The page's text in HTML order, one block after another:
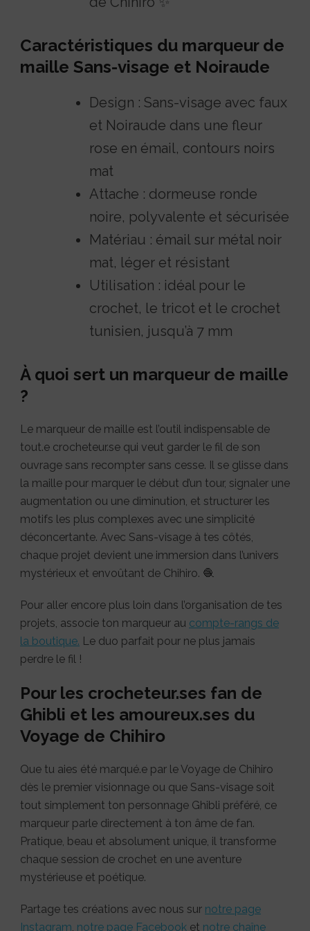
Caractéristiques du marqueur de
maille Sans-visage et Noiraude
Design : Sans-visage avec faux
et Noiraude dans une fleur
rose en émail, contours noirs
mat
Attache : dormeuse ronde
noire, polyvalente et sécurisée
Matériau : émail sur métal noir
mat, léger et résistant
Utilisation : idéal pour le
crochet, le tricot et le crochet
tunisien, jusqu’à 7 mm
À quoi sert un marqueur de maille
?
Le marqueur de maille est l’outil indispensable de
tout.e crocheteur.se qui veut garder le fil de son
ouvrage sans recompter sans cesse. Il se glisse dans
la maille pour marquer le début d’un tour, signaler une
augmentation ou une diminution, et structurer les
motifs les plus complexes avec une simplicité
déconcertante. Avec Sans-visage à tes côtés,
chaque projet devient une immersion dans l’univers
mystérieux et envoûtant de Chihiro. 🧶
Pour aller encore plus loin dans l’organisation de tes
projets, associe ton marqueur au compte-rangs de
la boutique. Le duo parfait pour ne plus jamais
perdre le fil !
Pour les crocheteur.ses fan de
Ghibli et les amoureux.ses du
Voyage de Chihiro
Que tu aies été marqué.e par le Voyage de Chihiro
dès le premier visionnage ou que Sans-visage soit
tout simplement ton personnage Ghibli préféré, ce
marqueur parle directement à ton âme de fan.
Pratique, beau et absolument unique, il transforme
chaque session de crochet en une aventure
mystérieuse et poétique.
Partage tes créations avec nous sur notre page
Instagram, notre page Facebook et notre chaîne